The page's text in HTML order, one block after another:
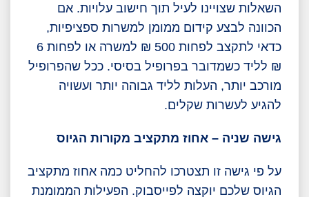
השאלות שצויינו לעיל תוך חישוב עלויות. אם
הכוונה לבצע קידום ממומן למשרות ספציפיות,
כדאי לתקצב לפחות 500 ₪ למשרה או לפחות 6
₪ לליד כשמדובר בפרופיל בסיסי. ככל שהפרופיל
מורכב יותר, העלות לליד גבוהה יותר ועשויה
להגיע לעשרות שקלים.
גישה שניה – אחוז מתקציב מקורות הגיוס
על פי גישה זו תצטרכו להחליט כמה אחוז מתקציב
הגיוס שלכם יוקצה לפייסבוק. הפעילות הממומנת